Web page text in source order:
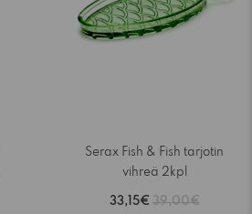
Serax Fish & Fish tarjotin
vihreä 2kpl
33,15€ 39,00€